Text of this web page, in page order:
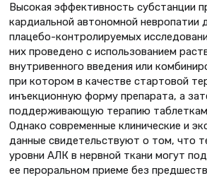
Высокая эффективность субстанции
кардиальной автономной невропатии
плацебо-контролируемых
них проведено с использованием
внутривенного введения или
при котором в качестве стартовой
инъекционную форму препарата, а
поддерживающую терапию
Однако современные клинические и
данные свидетельствуют о том, что
уровни АЛК в нервной ткани могут
ее пероральном приеме без